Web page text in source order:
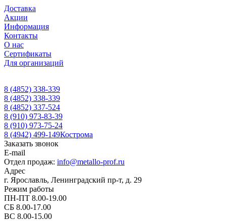
Доставка
Акции
Информация
Контакты
О нас
Сертификаты
Для организаций
8 (4852) 338-339
8 (4852) 338-339
8 (4852) 337-524
8 (910) 973-83-39
8 (910) 973-75-24
8 (4942) 499-149Кострома
Заказать звонок
E-mail
Отдел продаж: info@metallo-prof.ru
Адрес
г. Ярославль, Ленинградский пр-т, д. 29
Режим работы
ПН-ПТ 8.00-19.00
СБ 8.00-17.00
ВС 8.00-15.00